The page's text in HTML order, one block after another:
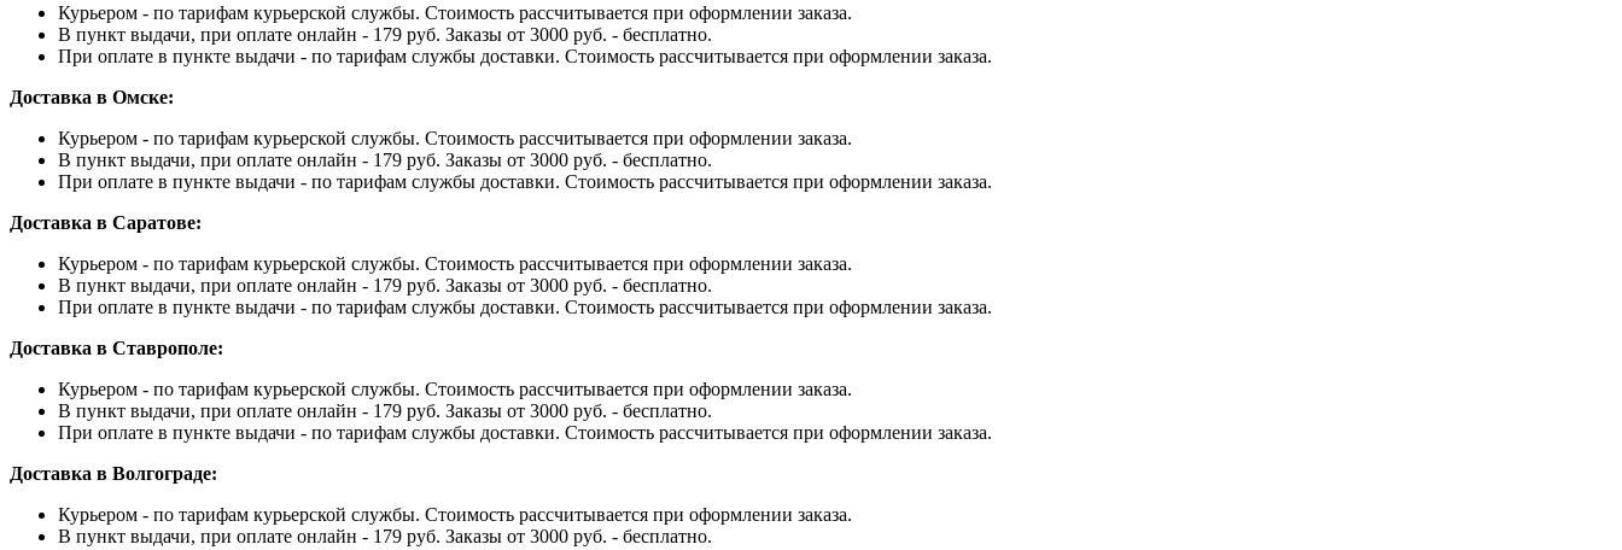
Курьером - по тарифам курьерской службы. Стоимость рассчитывается при оформлении заказа.
В пункт выдачи, при оплате онлайн - 179 руб. Заказы от 3000 руб. - бесплатно.
При оплате в пункте выдачи - по тарифам службы доставки. Стоимость рассчитывается при оформлении заказа.
Доставка в Омске:
Курьером - по тарифам курьерской службы. Стоимость рассчитывается при оформлении заказа.
В пункт выдачи, при оплате онлайн - 179 руб. Заказы от 3000 руб. - бесплатно.
При оплате в пункте выдачи - по тарифам службы доставки. Стоимость рассчитывается при оформлении заказа.
Доставка в Саратове:
Курьером - по тарифам курьерской службы. Стоимость рассчитывается при оформлении заказа.
В пункт выдачи, при оплате онлайн - 179 руб. Заказы от 3000 руб. - бесплатно.
При оплате в пункте выдачи - по тарифам службы доставки. Стоимость рассчитывается при оформлении заказа.
Доставка в Ставрополе:
Курьером - по тарифам курьерской службы. Стоимость рассчитывается при оформлении заказа.
В пункт выдачи, при оплате онлайн - 179 руб. Заказы от 3000 руб. - бесплатно.
При оплате в пункте выдачи - по тарифам службы доставки. Стоимость рассчитывается при оформлении заказа.
Доставка в Волгограде:
Курьером - по тарифам курьерской службы. Стоимость рассчитывается при оформлении заказа.
В пункт выдачи, при оплате онлайн - 179 руб. Заказы от 3000 руб. - бесплатно.